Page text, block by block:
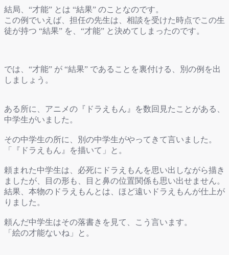
結局、“才能” とは “結果” のことなのです。
この例でいえば、担任の先生は、相談を受けた時点でこの生
徒が持つ “結果” を、“才能” と決めてしまったのです。
では、“才能” が “結果” であることを裏付ける、別の例を出
しましょう。
ある所に、アニメの『ドラえもん』を数回見たことがある、
中学生がいました。
その中学生の所に、別の中学生がやってきて言いました。
「『ドラえもん』を描いて」と。
頼まれた中学生は、必死にドラえもんを思い出しながら描き
ましたが、目の形も、目と鼻の位置関係も思い出せません。
結果、本物のドラえもんとは、ほど遠いドラえもんが仕上が
りました。
頼んだ中学生はその落書きを見て、こう言います。
「絵の才能ないね」と。